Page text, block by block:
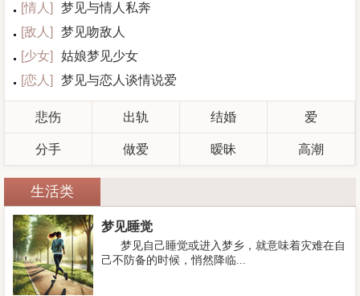
[情人 ]
梦见与情人私奔
[敌人 ]
梦见吻敌人
[少女]
姑娘梦见少女
[恋人 ] 梦见与恋人谈情说爱
悲伤 出轨 结婚 爱
分手 做爱 暧昧 高潮
生活类
梦见睡觉
梦见自己睡觉或进入梦乡，就意味着灾难在自
己不防备的时候，悄然降临...